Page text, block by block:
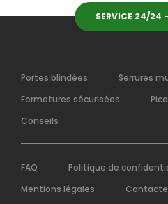
SERVICE 24/24
Portes blindées
Serrures
Fermetures sécurisées
Conseils
FAQ
Politique de
Mentions légales